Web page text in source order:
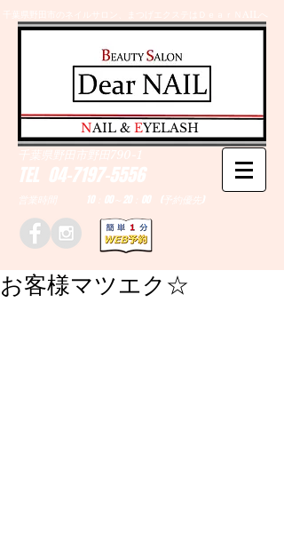
千葉県野田市のネイルサロン、まつげエクステはＤｅａｒＮAILへ
TEL 04-7197-5556
営業時間 10：00～20：00 (予約優先)
千葉県野田市野田790-1
​NAIL & EYELASH
お客様マツエク☆